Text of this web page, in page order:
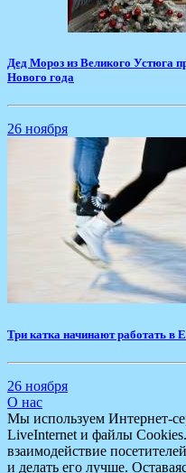
Дед Мороз из Великого Устюга
Нового года
26 ноября
​Три катка начинают работать в
26 ноября
О нас
Мы используем Интернет-
LiveInternet и файлы
взаимодействие
и делать его лучше.